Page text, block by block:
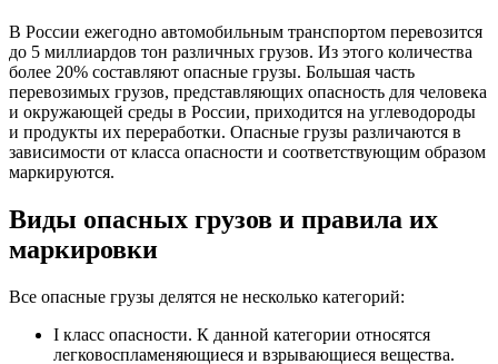
В России ежегодно автомобильным транспортом перевозится
до 5 миллиардов тон различных грузов. Из этого количества
более 20% составляют опасные грузы. Большая часть
перевозимых грузов, представляющих опасность для человека
и окружающей среды в России, приходится на углеводороды
и продукты их переработки. Опасные грузы различаются в
зависимости от класса опасности и соответствующим образом
маркируются.
Виды опасных грузов и правила их
маркировки
Все опасные грузы делятся не несколько категорий:
I класс опасности. К данной категории относятся
легковоспламеняющиеся и взрывающиеся вещества.